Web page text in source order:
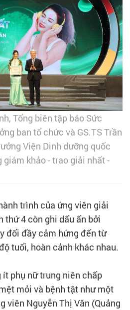
Tổng biên tập báo Sức
ban tổ chức và GS.TS Trần
Viện Dinh dưỡng quốc
giám khảo - trao giải nhất -
trình của ứng viên giải
thứ 4 còn ghi dấu ấn bởi
đổi đầy cảm hứng đến từ
tuổi, hoàn cảnh khác nhau.
ít phụ nữ trung niên chấp
mỏi và bệnh tật như một
viên Nguyễn Thị Vân (Quảng